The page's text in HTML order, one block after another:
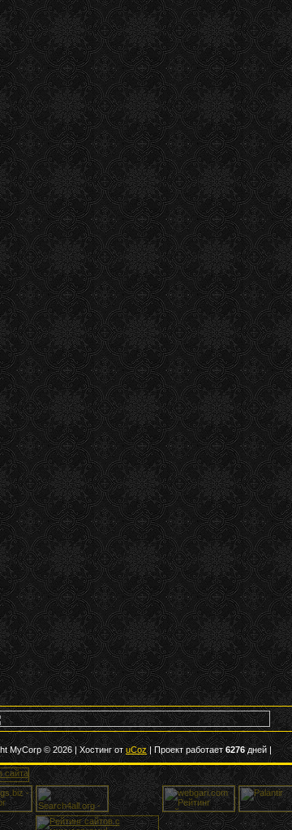
MyCorp © 2026|Хостинг от uCoz|Проект работает6276дней |